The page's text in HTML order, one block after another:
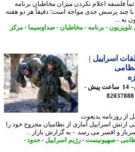
اعلام نکردن میزان مخاطبان برنامه
پرسش جدی مواجه است؛ دقیقاً هر دو هفته
...
-برنامه -مخاطبان-صداوسیما-مرکز
اسراییل |
14 ساعت پیش -
روزنامه یدیعوت
اسراییل آماری از نظامیان مجروح خود را
-صهیونیست-رژیم اسراییل -حدود-